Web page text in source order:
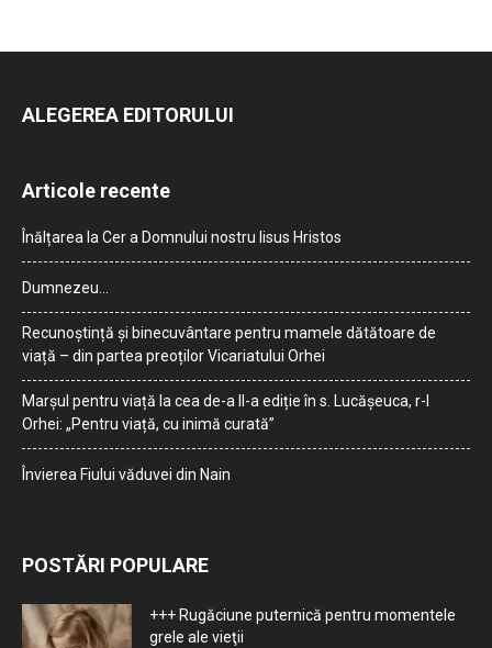
ALEGEREA EDITORULUI
Articole recente
Înălțarea la Cer a Domnului nostru Iisus Hristos
Dumnezeu…
Recunoștință și binecuvântare pentru mamele dătătoare de
viață – din partea preoților Vicariatului Orhei
Marșul pentru viață la cea de-a II-a ediție în s. Lucășeuca, r-l
Orhei: „Pentru viață, cu inimă curată”
Învierea Fiului văduvei din Nain
POSTĂRI POPULARE
+++ Rugăciune puternică pentru momentele
grele ale vieţii